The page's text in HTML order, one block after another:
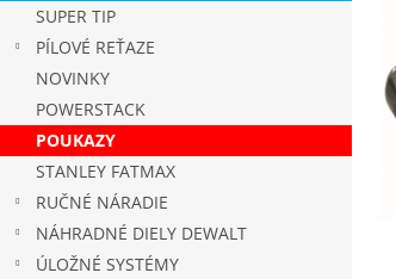
SUPER TIP
PÍLOVÉ REŤAZE
NOVINKY
POWERSTACK
POUKAZY
STANLEY FATMAX
RUČNÉ NÁRADIE
NÁHRADNÉ DIELY DEWALT
ÚLOŽNÉ SYSTÉMY